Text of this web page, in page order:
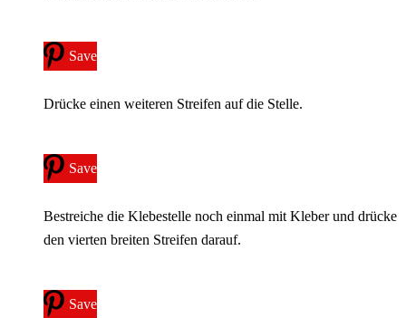
Save
Drücke einen weiteren Streifen auf die Stelle.
Save
Bestreiche die Klebestelle noch einmal mit Kleber und drücke
den vierten breiten Streifen darauf.
Save